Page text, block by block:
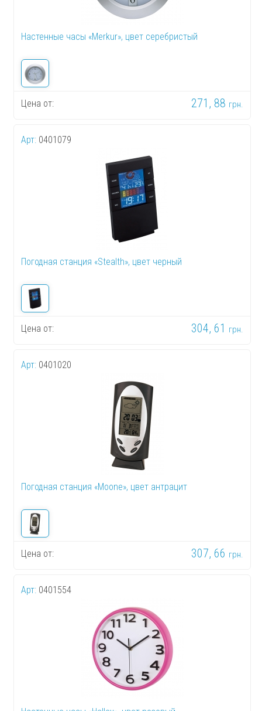
Настенные часы «Merkur», цвет серебристый
Цена от: 271, 88 грн.
Арт: 0401079
Погодная станция «Stealth», цвет черный
Цена от: 304, 61 грн.
Арт: 0401020
Погодная станция «Moone», цвет антрацит
Цена от: 307, 66 грн.
Арт: 0401554